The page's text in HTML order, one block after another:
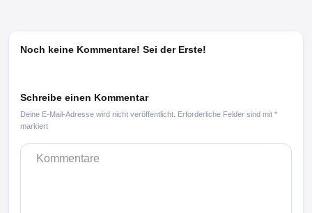
Noch keine Kommentare! Sei der Erste!
Schreibe einen Kommentar
Deine E-Mail-Adresse wird nicht veröffentlicht. Erforderliche Felder sind mit *
markiert